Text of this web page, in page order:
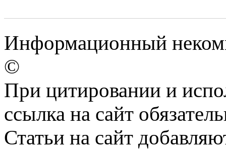
Информационный
©
При цитировании и
ссылка на сайт
Статьи на сайт